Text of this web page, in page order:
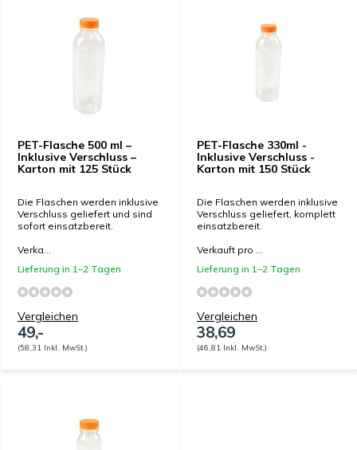
PET-Flasche 500 ml –
Inklusive Verschluss –
Karton mit 125 Stück
Die Flaschen werden inklusive
Verschluss geliefert und sind
sofort einsatzbereit.
Verka...
Lieferung in 1–2 Tagen
Vergleichen
49,-
(58,31 Inkl. MwSt.)
PET-Flasche 330ml -
Inklusive Verschluss -
Karton mit 150 Stück
Die Flaschen werden inklusive
Verschluss geliefert, komplett
einsatzbereit.
Verkauft pro ...
Lieferung in 1–2 Tagen
Vergleichen
38,69
(46,81 Inkl. MwSt.)